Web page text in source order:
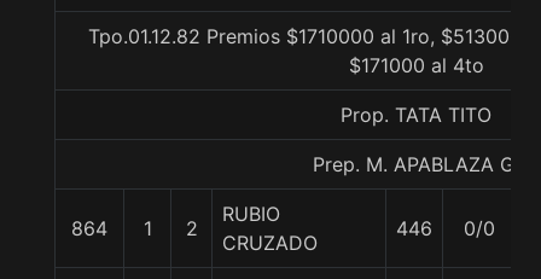
Tpo.01.12.82 Premios $1710000 al 1ro, $513000
$171000 al 4to
Prop. TATA TITO
Prep. M. APABLAZA G.
864 1 2
RUBIO
CRUZADO
446 0/0